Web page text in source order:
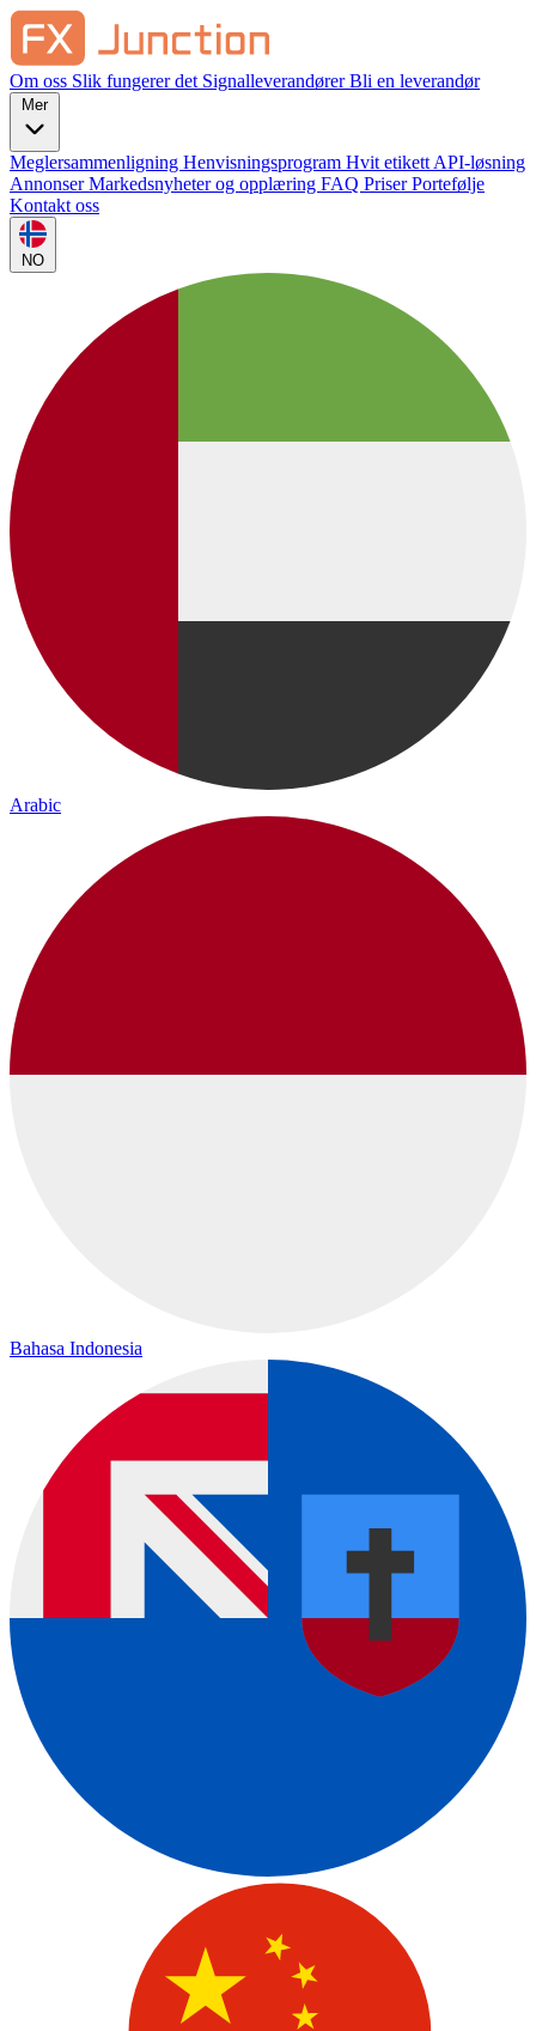
Om oss Slik fungerer det SignalleverandørerBli en leverandør
Mer
Meglersammenligning Henvisningsprogram Hvit etikett API-løsning
AnnonserMarkedsnyheter og opplæring FAQ PriserPortefølje
Kontakt oss
NO
Arabic
Bahasa Indonesia